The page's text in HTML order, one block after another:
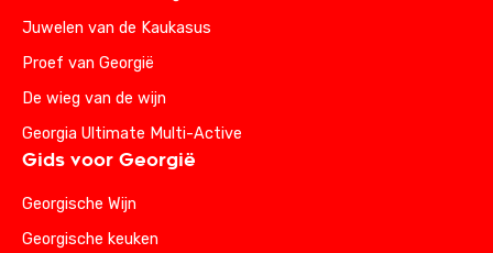
Juwelen van de Kaukasus
Proef van Georgië
De wieg van de wijn
Georgia Ultimate Multi-Active
Gids voor Georgië
Georgische Wijn
Georgische keuken